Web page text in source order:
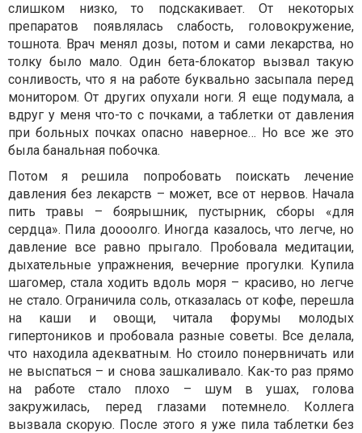
слишком низко, то подскакивает. От некоторых
препаратов появлялась слабость, головокружение,
тошнота. Врач менял дозы, потом и сами лекарства, но
толку было мало. Один бета-блокатор вызвал такую
сонливость, что я на работе буквально засыпала перед
монитором. От других опухали ноги. Я еще подумала, а
вдруг у меня что-то с почками, а таблетки от давления
при больных почках опасно наверное… Но все же это
была банальная побочка.
Потом я решила попробовать поискать лечение
давления без лекарств – может, все от нервов. Начала
пить травы – боярышник, пустырник, сборы «для
сердца». Пила доооолго. Иногда казалось, что легче, но
давление все равно прыгало. Пробовала медитации,
дыхательные упражнения, вечерние прогулки. Купила
шагомер, стала ходить вдоль моря – красиво, но легче
не стало. Ограничила соль, отказалась от кофе, перешла
на каши и овощи, читала форумы молодых
гипертоников и пробовала разные советы. Все делала,
что находила адекватным. Но стоило понервничать или
не выспаться – и снова зашкаливало. Как-то раз прямо
на работе стало плохо – шум в ушах, голова
закружилась, перед глазами потемнело. Коллега
вызвала скорую. После этого я уже пила таблетки без